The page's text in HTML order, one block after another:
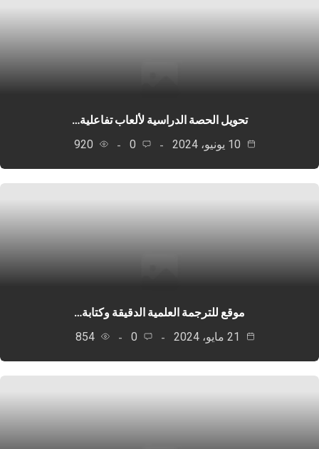
تحويل الحصة الدراسية لألعاب تفاعلية…
0
920
موقع للترجمة العلمية الدقيقة وكتابة…
0
854